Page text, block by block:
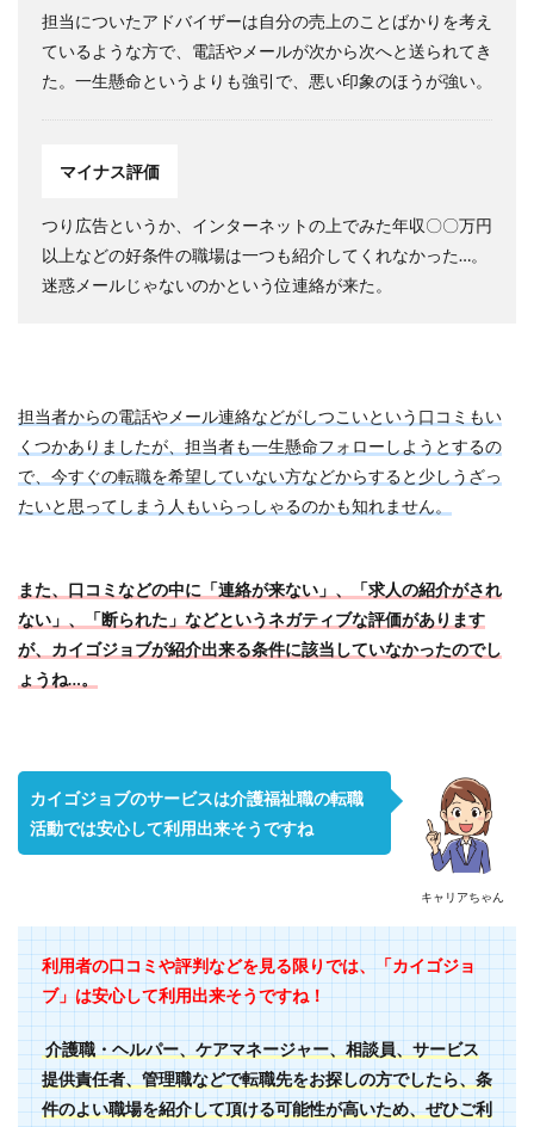
担当についたアドバイザーは自分の売上のことばかりを考え
ているような方で、電話やメールが次から次へと送られてき
た。一生懸命というよりも強引で、悪い印象のほうが強い。
マイナス評価
つり広告というか、インターネットの上でみた年収〇〇万円
以上などの好条件の職場は一つも紹介してくれなかった…。
迷惑メールじゃないのかという位連絡が来た。
担当者からの電話やメール連絡などがしつこいという口コミもい
くつかありましたが、担当者も一生懸命フォローしようとするの
で、今すぐの転職を希望していない方などからすると少しうざっ
たいと思ってしまう人もいらっしゃるのかも知れません。
また、口コミなどの中に「連絡が来ない」、「求人の紹介がされ
ない」、「断られた」などというネガティブな評価があります
が、カイゴジョブが紹介出来る条件に該当していなかったのでし
ょうね…。
キャリアちゃん
カイゴジョブのサービスは介護福祉職の転職
活動では安心して利用出来そうですね
利用者の口コミや評判などを見る限りでは、「カイゴジョ
ブ」は安心して利用出来そうですね！
介護職・ヘルパー、ケアマネージャー、相談員、サービス
提供責任者、管理職などで転職先をお探しの方でしたら、条
件のよい職場を紹介して頂ける可能性が高いため、ぜひご利